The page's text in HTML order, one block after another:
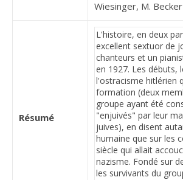
Wiesinger, M. Becker
Résumé